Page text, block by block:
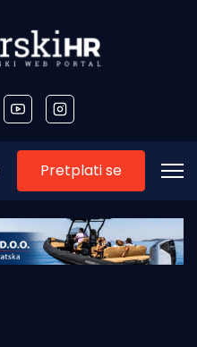
Pretplati se